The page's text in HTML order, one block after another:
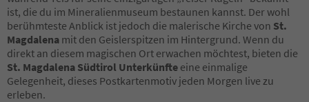
ist, die du im Mineralienmuseum bestaunen kannst. Der wohl
berühmteste Anblick ist jedoch die malerische Kirche von St.
Magdalena mit den Geislerspitzen im Hintergrund. Wenn du
direkt an diesem magischen Ort erwachen möchtest, bieten die
St. Magdalena Südtirol Unterkünfte eine einmalige
Gelegenheit, dieses Postkartenmotiv jeden Morgen live zu
erleben.